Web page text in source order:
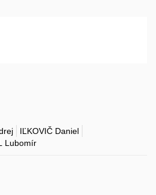
IĽKOVIČ Daniel
Lubomír